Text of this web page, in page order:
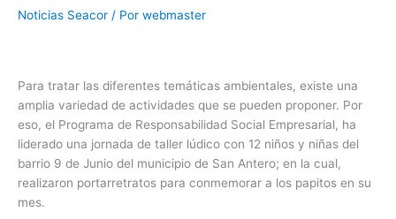
Noticias Seacor / Por webmaster
Para tratar las diferentes temáticas ambientales, existe una
amplia variedad de actividades que se pueden proponer. Por
eso, el Programa de Responsabilidad Social Empresarial, ha
liderado una jornada de taller lúdico con 12 niños y niñas del
barrio 9 de Junio del municipio de San Antero; en la cual,
realizaron portarretratos para conmemorar a los papitos en su
mes.